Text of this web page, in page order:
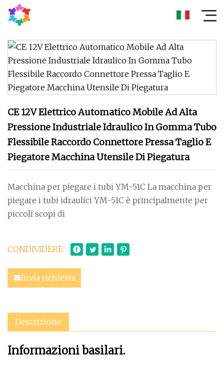
CE 12V Elettrico Automatico Mobile Ad Alta
Pressione Industriale Idraulico In Gomma Tubo
Flessibile Raccordo Connettore Pressa Taglio E
Piegatore Macchina Utensile Di Piegatura
Macchina per piegare i tubi YM-51C La macchina per
piegare i tubi idraulici YM-51C è principalmente per
piccoli scopi di
CONDIVIDERE
Invia richiesta
Descrizione
Informazioni basilari.